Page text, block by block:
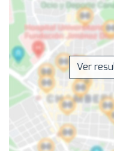
Ver